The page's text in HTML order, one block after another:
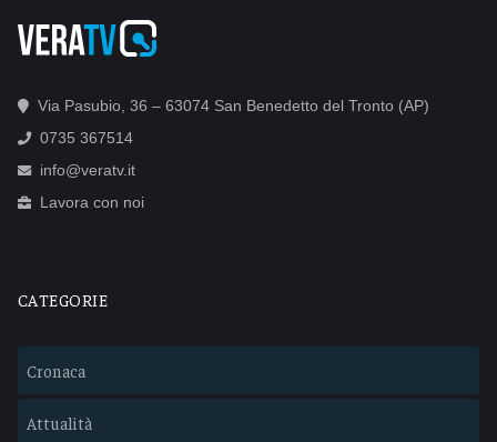
Via Pasubio, 36 – 63074 San Benedetto del Tronto (AP)
0735 367514
info@veratv.it
Lavora con noi
CATEGORIE
Cronaca
Attualità